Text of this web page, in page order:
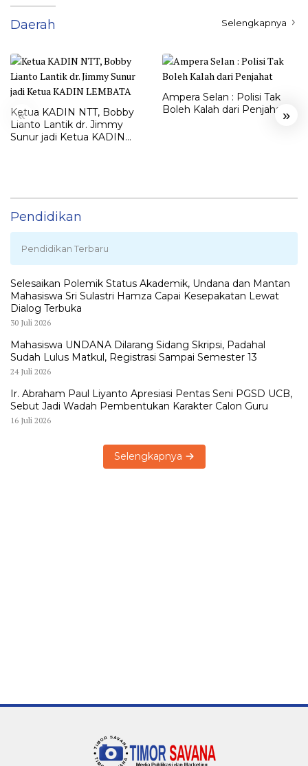
Daerah Selengkapnya
« »
Ketua KADIN NTT, Bobby
Lianto Lantik dr. Jimmy
Sunur jadi Ketua KADIN
Ampera Selan : Polisi Tak
Boleh Kalah dari Penjahat
Pendidikan
Pendidikan Terbaru
Selesaikan Polemik Status Akademik, Undana dan Mantan
Mahasiswa Sri Sulastri Hamza Capai Kesepakatan Lewat
Dialog Terbuka
30 Juli 2026
Mahasiswa UNDANA Dilarang Sidang Skripsi, Padahal
Sudah Lulus Matkul, Registrasi Sampai Semester 13
24 Juli 2026
Ir. Abraham Paul Liyanto Apresiasi Pentas Seni PGSD UCB,
Sebut Jadi Wadah Pembentukan Karakter Calon Guru
16 Juli 2026
Selengkapnya